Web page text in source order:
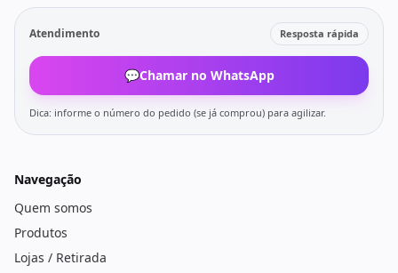
Atendimento Resposta rápida
💬Chamar no WhatsApp
Dica: informe o número do pedido (se já comprou) para agilizar.
Navegação
Quem somos
Produtos
Lojas / Retirada